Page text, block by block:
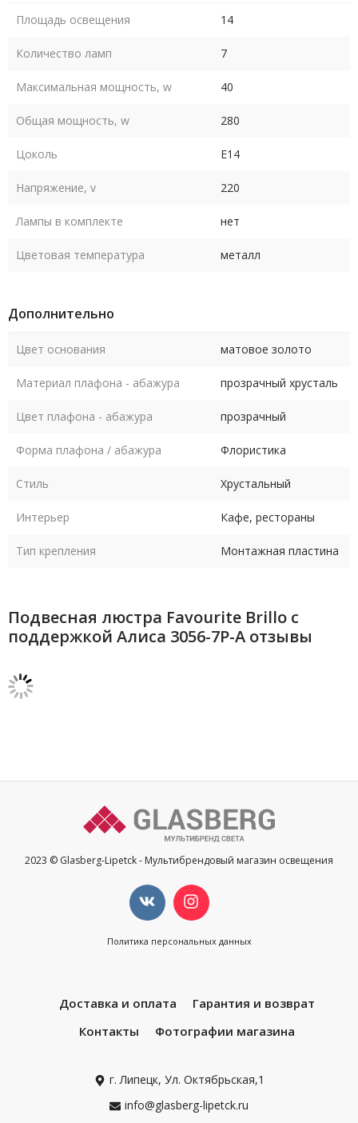
Площадь освещения 14
Количество ламп 7
Максимальная мощность, w 40
Общая мощность, w 280
Цоколь E14
Напряжение, v 220
Лампы в комплекте нет
Цветовая температура металл
Дополнительно
Цвет основания матовое золото
Материал плафона - абажура прозрачный хрусталь
Цвет плафона - абажура прозрачный
Форма плафона / абажура Флористика
Стиль Хрустальный
Интерьер Кафе, рестораны
Тип крепления Монтажная пластина
Подвесная люстра Favourite Brillo с
поддержкой Алиса 3056-7P-А отзывы
2023 © Glasberg-Lipetck - Мультибрендовый магазин освещения
Политика персональных данных
Доставка и оплата
Гарантия и возврат
Контакты
Фотографии магазина
г. Липецк, Ул. Октябрьская,1
info@glasberg-lipetck.ru